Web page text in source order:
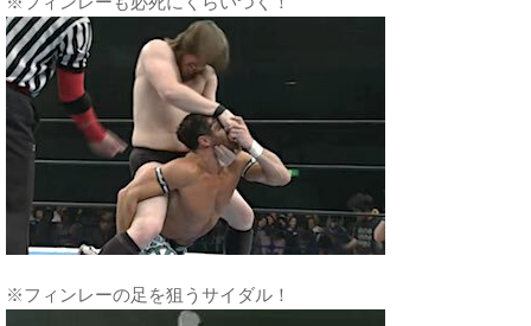
※フィンレーの足を狙うサイダル！